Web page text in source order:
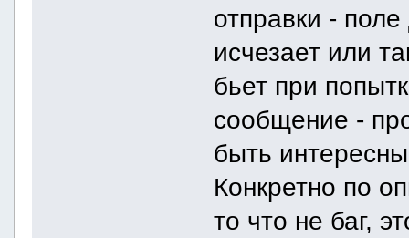
отправки -
исчезает или
бьет при
сообщение -
быть
Конкретно по
то что не баг,